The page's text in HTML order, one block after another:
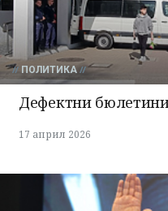
ПОЛИТИКА
Дефектни
17 април 2026